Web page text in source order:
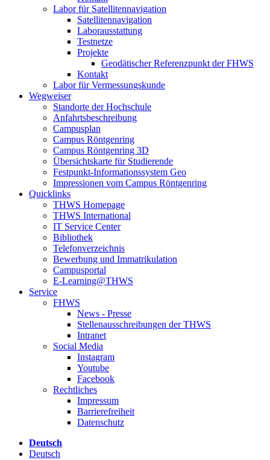
Labor für Satellitennavigation
Satellitennavigation
Laborausstattung
Testnetze
Projekte
Geodätischer Referenzpunkt der FHWS
Kontakt
Labor für Vermessungskunde
Wegweiser
Standorte der Hochschule
Anfahrtsbeschreibung
Campusplan
Campus Röntgenring
Campus Röntgenring 3D
Übersichtskarte für Studierende
Festpunkt-Informationssystem Geo
Impressionen vom Campus Röntgenring
Quicklinks
THWS Homepage
THWS International
IT Service Center
Bibliothek
Telefonverzeichnis
Bewerbung und Immatrikulation
Campusportal
E-Learning@THWS
Service
FHWS
News - Presse
Stellenausschreibungen der THWS
Intranet
Social Media
Instagram
Youtube
Facebook
Rechtliches
Impressum
Barrierefreiheit
Datenschutz
Deutsch
Deutsch